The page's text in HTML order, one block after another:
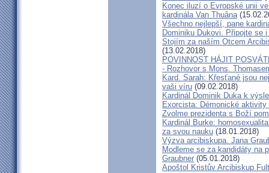
Konec iluzí o Evropské unii
kardinála Van Thuâna
Všechno nejlepší, pane
Dominiku Dukovi. Připojte se
Stojím za naším Otcem
(13.02.2018)
POVINNOST HÁJIT
- Rozhovor s Mons.
Kard. Sarah: Křesťané jsou
vaši víru (09.02.2018)
Kardinál Dominik Duka k
Exorcista: Démonické
Zvolme prezidenta s Boží
Kardinál Burke:
za svou nauku (18.01.2018)
Výzva arcibiskupa. Jana
Modleme se za kandidáty na
Graubner (05.01.2018)
Apoštol Kristův Arcibiskup